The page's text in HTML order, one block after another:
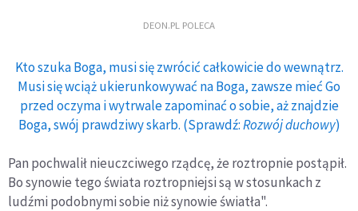
DEON.PL POLECA
Kto szuka Boga, musi się zwrócić całkowicie do wewnątrz.
Musi się wciąż ukierunkowywać na Boga, zawsze mieć Go
przed oczyma i wytrwale zapominać o sobie, aż znajdzie
Boga, swój prawdziwy skarb. (Sprawdź:Rozwój duchowy)
Pan pochwalił nieuczciwego rządcę, że roztropnie postąpił.
Bo synowie tego świata roztropniejsi są w stosunkach z
ludźmi podobnymi sobie niż synowie światła".